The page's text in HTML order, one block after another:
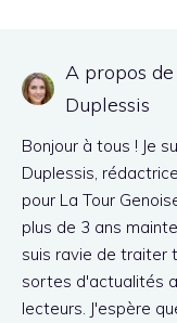
A propos
Duplessis
Bonjour à tous ! Je
Duplessis,
pour La Tour
plus de 3 ans
suis ravie de traiter
sortes d'actualités
lecteurs. J'espère